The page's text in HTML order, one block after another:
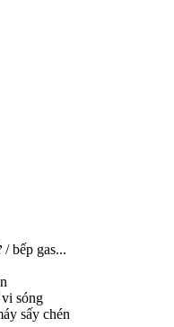
bếp gas...
sóng
sấy chén